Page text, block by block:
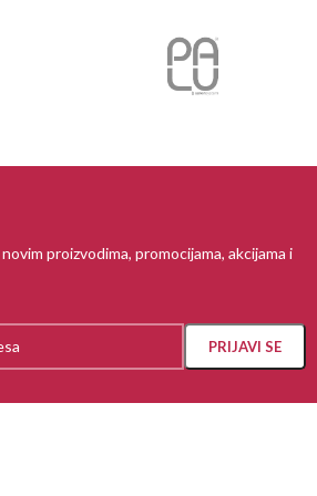
proizvodima, promocijama, akcijama i